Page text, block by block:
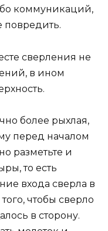
коммуникаций,
повредить.
сверления не
в ином
более рыхлая,
перед началом
разметьте и
то есть
входа сверла в
чтобы сверло
в сторону.